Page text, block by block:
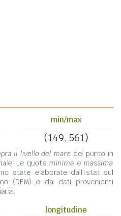
min/max
(149, 561)
il livello del mare del punto in
Le quote minima e massima
state elaborate dall'Istat sul
(DEM) e dai dati provenienti
longitudine